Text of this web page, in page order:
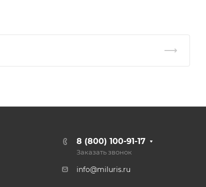
8 (800) 100-91-17
Заказать звонок
info@miluris.ru